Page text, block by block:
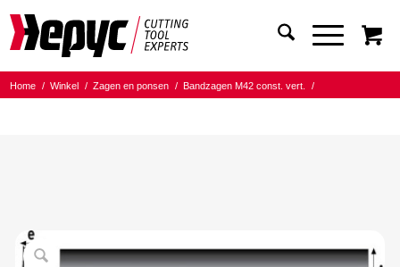
Home / Winkel / Zagen en ponsen / Bandzagen M42 const. vert.
/